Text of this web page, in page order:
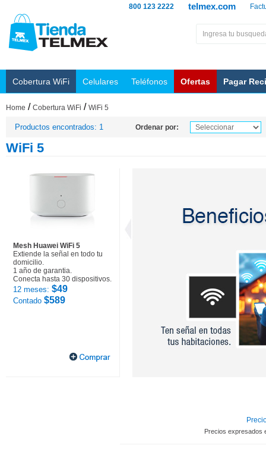
telmex.com
800 123 2222
Cobertura WiFi Celulares Teléfonos Ofertas Pagar
Home / Cobertura WiFi / WiFi 5
Productos encontrados: 1 Ordenar por:
WiFi 5
Mesh Huawei WiFi 5
Extiende la señal en todo tu
domicilio.
1 año de garantia.
Conecta hasta 30 dispositivos.
12 meses: $49
Contado $589
Precios expresados